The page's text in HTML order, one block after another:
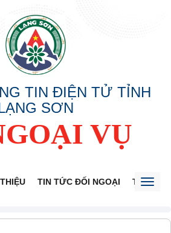
TIN ĐIỆN TỬ TỈNH
SƠN
VỤ
TIN TỨC ĐỐI NGOẠI THÔNG